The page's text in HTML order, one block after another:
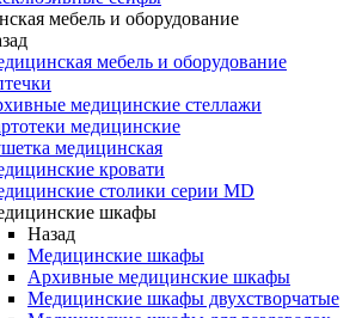
мебель и оборудование
мебель и оборудование
медицинские стеллажи
медицинские
медицинская
кровати
столики серии MD
шкафы
Назад
Медицинские шкафы
Архивные медицинские шкафы
Медицинские шкафы двухстворчатые